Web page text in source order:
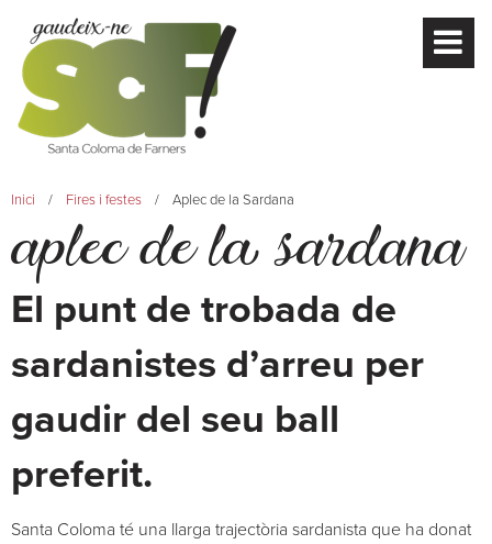
Inici Fires i festes Aplec de la Sardana
aplec de la sardana
El punt de trobada de
sardanistes d’arreu per
gaudir del seu ball
preferit.
Santa Coloma té una llarga trajectòria sardanista que ha donat